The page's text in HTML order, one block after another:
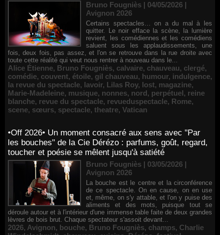
Bruno Fougniès | 04/05/2026 |
Avignon 2026
Certains spectacles… on a du mal à les
quitter. Le noir efface la scène, la lumière
revient, les comédiennes et les comédiens
saluent sous les applaudissements, une
fois, deux fois, pas assez, et l'on se retrouve dans la rue droite avec
toute cette réalité qui veut nous rentrer à nouveau dans le...
Alice Étienne, Bruno Fougniès, calvaire, chauveau, clergé,
comédie, couvent, étoile, gil chauveau, humour, indulgence,
la revue du spectacle, lavoir, Lilas Roy, lost, magazine,
Marie-Madeleine, musique, nonnes, nord, perpétuel, reine
blanche, revue du spectacle, revueduspectacle, Rome,
scene, sœurs, spectacle, theatre, Vatican
•Off 2026• Un moment consacré aux sens avec "Par
les bouches" de la Cie Dérézo : parfums, goût, regard,
toucher et poésie se mêlent jusqu'à satiété
Bruno Fougniès | 03/05/2026 |
Avignon 2026
La bouche est le centre et la circonférence
de ce spectacle. On en cause, on en use
et, même, on s'y attable, et l'on y puise des
aliments et des mots, puisque tout se
déroule autour et à l'intérieur d'une immense table faite de deux grandes
lèvres de bois brut. Chaque spectateur s'assoit devant...
2026, Avignon, bouche, Bruno Fougniès, champs, Charlie